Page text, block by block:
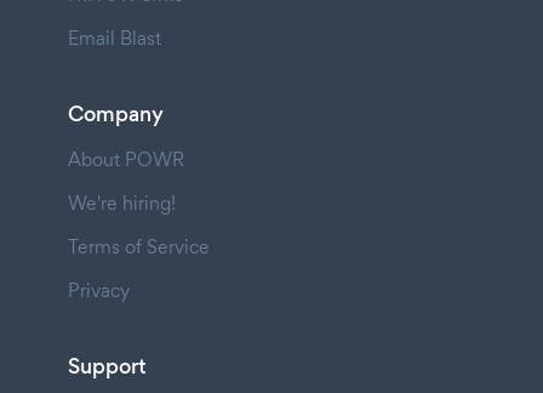
Email Blast
Company
About POWR
We're hiring!
Terms of Service
Privacy
Support